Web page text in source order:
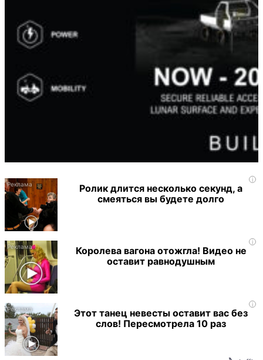
i
Ролик длится несколько секунд, а
смеяться вы будете долго
i
Королева вагона отожгла! Видео не
оставит равнодушным
i
Этот танец невесты оставит вас без
слов! Пересмотрела 10 раз